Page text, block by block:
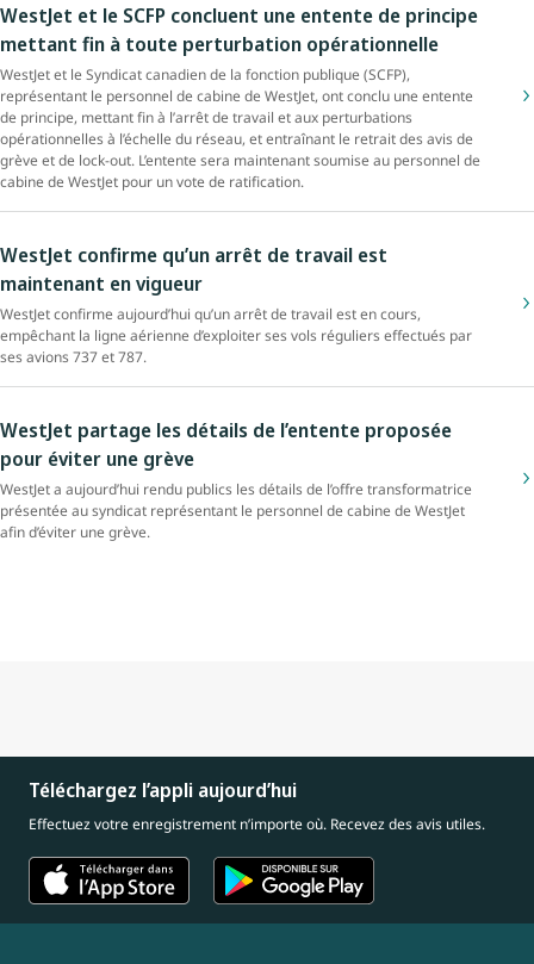
WestJet et le SCFP concluent une entente de principe
mettant fin à toute perturbation opérationnelle
WestJet et le Syndicat canadien de la fonction publique (SCFP),
représentant le personnel de cabine de WestJet, ont conclu une entente
de principe, mettant fin à l’arrêt de travail et aux perturbations
opérationnelles à l’échelle du réseau, et entraînant le retrait des avis de
grève et de lock-out. L’entente sera maintenant soumise au personnel de
cabine de WestJet pour un vote de ratification.
WestJet confirme qu’un arrêt de travail est
maintenant en vigueur
WestJet confirme aujourd’hui qu’un arrêt de travail est en cours,
empêchant la ligne aérienne d’exploiter ses vols réguliers effectués par
ses avions 737 et 787.
WestJet partage les détails de l’entente proposée
pour éviter une grève
WestJet a aujourd’hui rendu publics les détails de l’offre transformatrice
présentée au syndicat représentant le personnel de cabine de WestJet
afin d’éviter une grève.
Téléchargez l’appli aujourd’hui
Effectuez votre enregistrement n’importe où. Recevez des avis utiles.